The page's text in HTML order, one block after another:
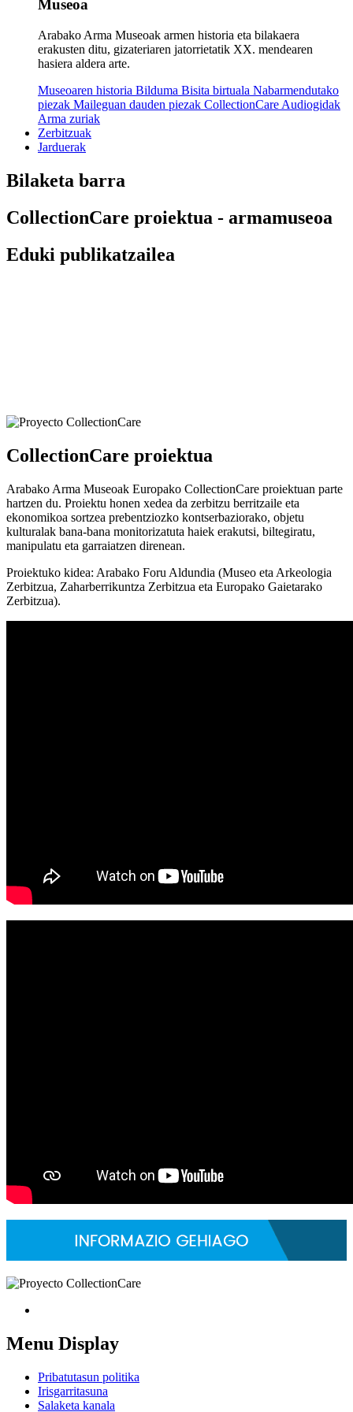
Museoa
Arabako Arma Museoak armen historia eta bilakaera
erakusten ditu, gizateriaren jatorrietatik XX. mendearen
hasiera aldera arte.
Museoaren historia Bilduma Bisita birtuala Nabarmendutako
piezak Maileguan dauden piezak CollectionCare Audiogidak
Arma zuriak
Zerbitzuak
Jarduerak
Bilaketa barra
CollectionCare proiektua - armamuseoa
Eduki publikatzailea
CollectionCare proiektua
Arabako Arma Museoak Europako CollectionCare proiektuan parte
hartzen du. Proiektu honen xedea da zerbitzu berritzaile eta
ekonomikoa sortzea prebentziozko kontserbaziorako, objetu
kulturalak bana-bana monitorizatuta haiek erakutsi, biltegiratu,
manipulatu eta garraiatzen direnean.
Proiektuko kidea: Arabako Foru Aldundia (Museo eta Arkeologia
Zerbitzua, Zaharberrikuntza Zerbitzua eta Europako Gaietarako
Zerbitzua).
Menu Display
Pribatutasun politika
Irisgarritasuna
Salaketa kanala